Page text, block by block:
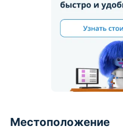
Местоположение